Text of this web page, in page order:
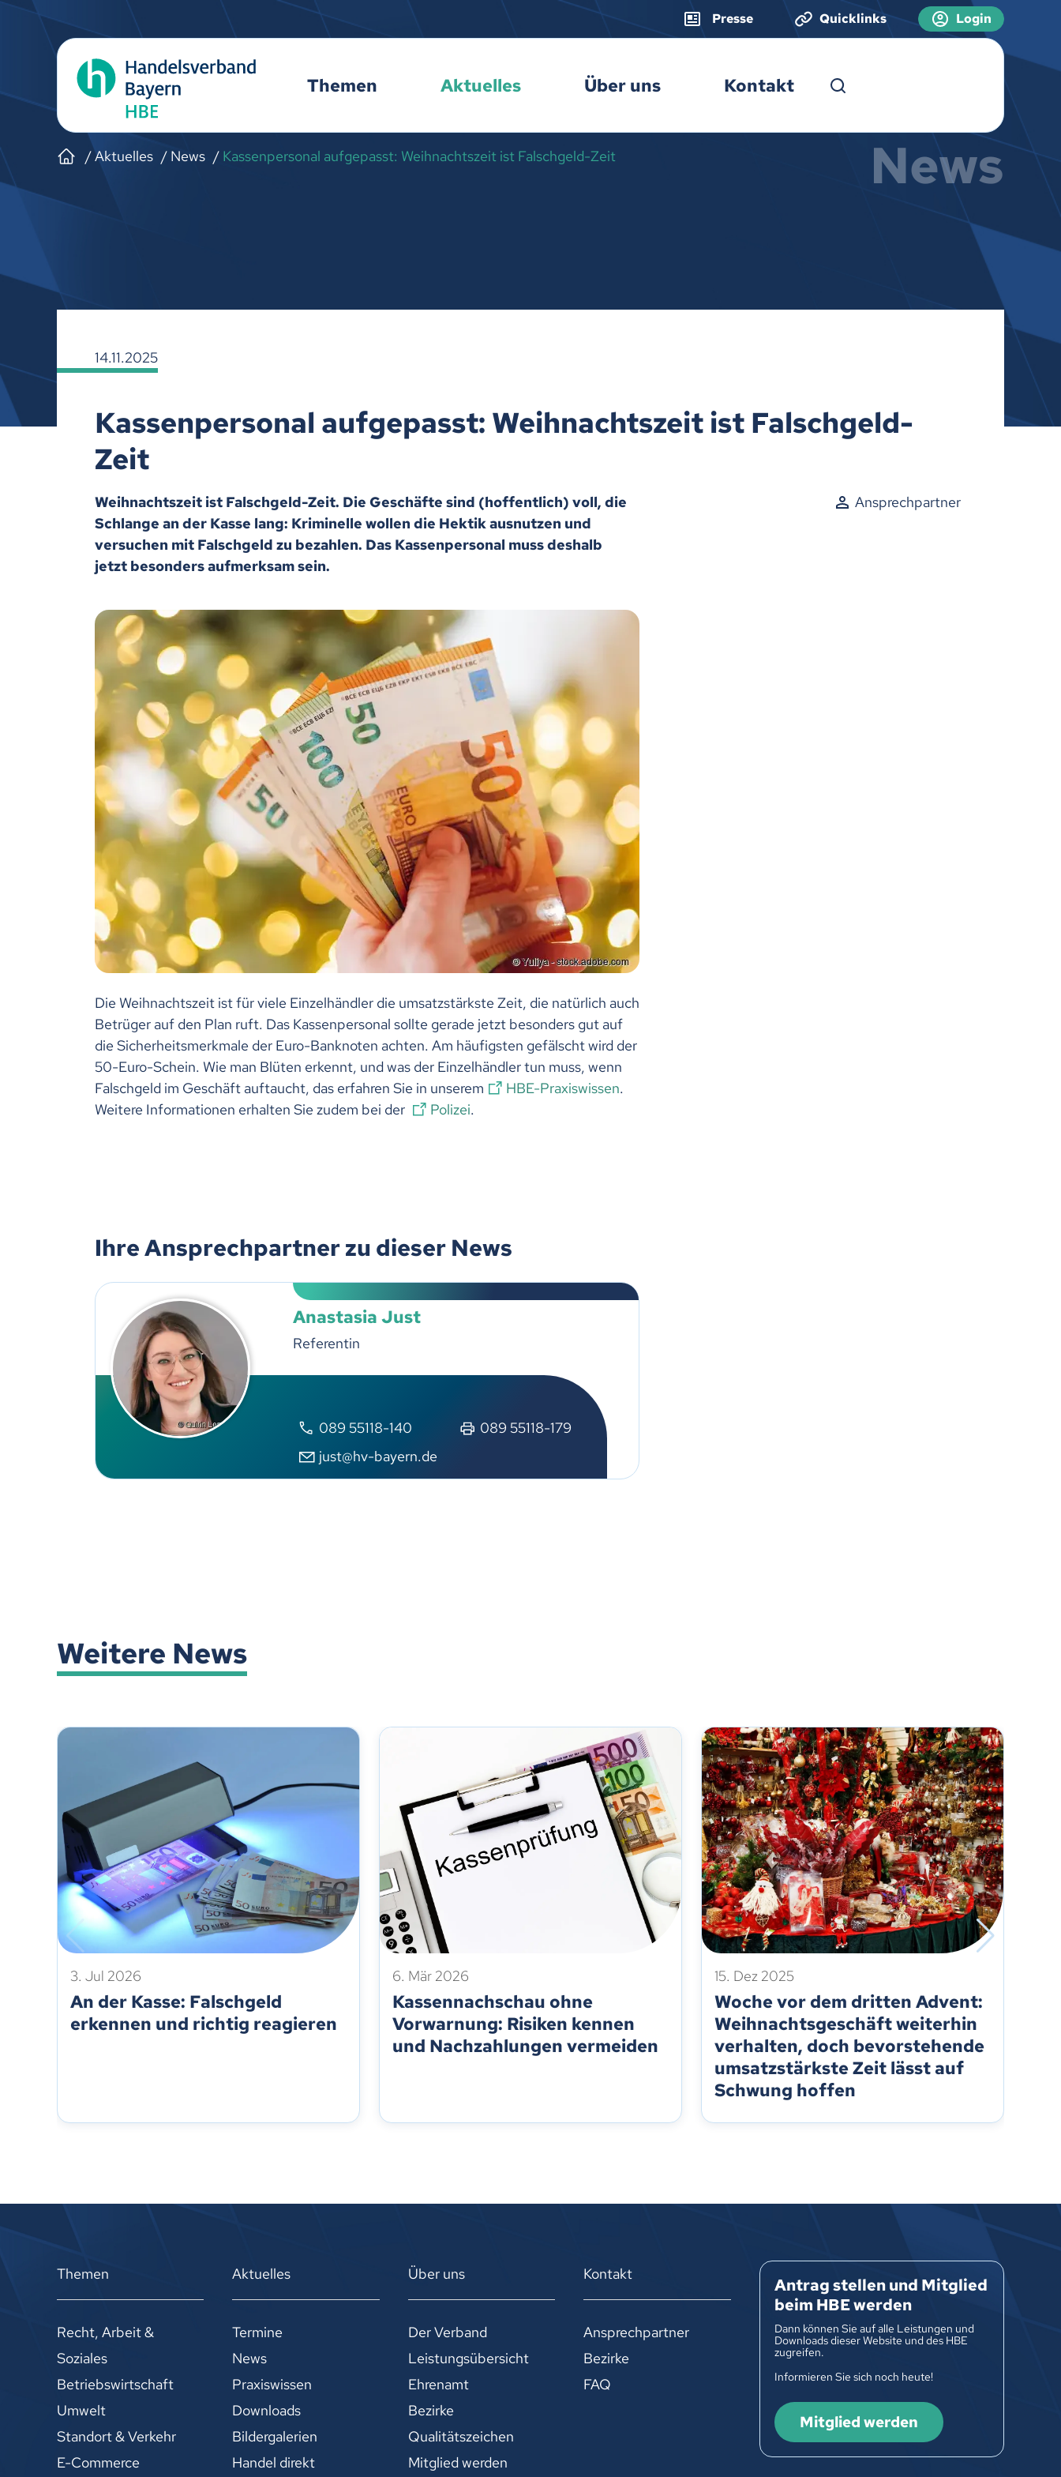
Presse Quicklinks Login
Themen Aktuelles Über uns Kontakt
Aktuelles News Kassenpersonal aufgepasst: Weihnachtszeit ist Falschgeld-Zeit News
14.11.2025
Kassenpersonal aufgepasst: Weihnachtszeit ist Falschgeld-
Zeit
Weihnachtszeit ist Falschgeld-Zeit. Die Geschäfte sind (hoffentlich) voll, die
Schlange an der Kasse lang: Kriminelle wollen die Hektik ausnutzen und
versuchen mit Falschgeld zu bezahlen. Das Kassenpersonal muss deshalb
jetzt besonders aufmerksam sein.
Ansprechpartner
Die Weihnachtszeit ist für viele Einzelhändler die umsatzstärkste Zeit, die natürlich auch
Betrüger auf den Plan ruft. Das Kassenpersonal sollte gerade jetzt besonders gut auf
die Sicherheitsmerkmale der Euro-Banknoten achten. Am häufigsten gefälscht wird der
50-Euro-Schein. Wie man Blüten erkennt, und was der Einzelhändler tun muss, wenn
Falschgeld im Geschäft auftaucht, das erfahren Sie in unserem
HBE-Praxiswissen.
Weitere Informationen erhalten Sie zudem bei der
Polizei.
Ihre Ansprechpartner zu dieser News
Anastasia Just
Referentin
089 55118-140
089 55118-179
just@hv-bayern.de
Weitere News
3. Jul 2026
An der Kasse: Falschgeld
erkennen und richtig reagieren
6. Mär 2026
Kassennachschau ohne
Vorwarnung: Risiken kennen
und Nachzahlungen vermeiden
15. Dez 2025
Woche vor dem dritten Advent:
Weihnachtsgeschäft weiterhin
verhalten, doch bevorstehende
umsatzstärkste Zeit lässt auf
Schwung hoffen
Themen
Recht, Arbeit &
Soziales
Betriebswirtschaft
Umwelt
Standort & Verkehr
E-Commerce
Aktuelles
Termine
News
Praxiswissen
Downloads
Bildergalerien
Handel direkt
Über uns
Der Verband
Leistungsübersicht
Ehrenamt
Bezirke
Qualitätszeichen
Mitglied werden
Kontakt
Ansprechpartner
Bezirke
FAQ
Antrag stellen und Mitglied
beim HBE werden
Dann können Sie auf alle Leistungen und
Downloads dieser Website und des HBE
zugreifen.
Informieren Sie sich noch heute!
Mitglied werden